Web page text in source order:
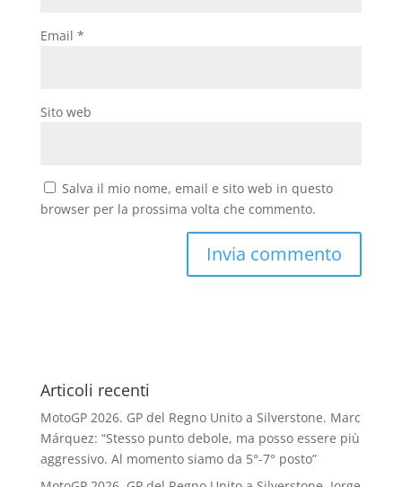
Email *
Sito web
Salva il mio nome, email e sito web in questo
browser per la prossima volta che commento.
Articoli recenti
MotoGP 2026. GP del Regno Unito a Silverstone. Marc
Márquez: “Stesso punto debole, ma posso essere più
aggressivo. Al momento siamo da 5°-7° posto”